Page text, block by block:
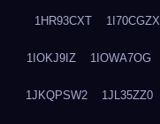
1HR93CXT 1I70CGZX
1IOKJ9IZ 1IOWA7OG
1JKQPSW2 1JL35ZZ0